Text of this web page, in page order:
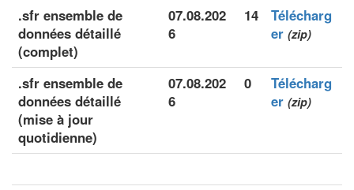
.sfr ensemble de
données détaillé
(complet)
07.08.202
6
14
Télécharg
er (zip)
.sfr ensemble de
données détaillé
(mise à jour
quotidienne)
07.08.202
6
0
Télécharg
er (zip)